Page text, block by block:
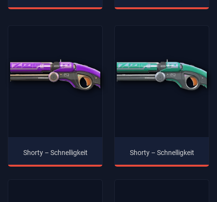
Shorty – Schnelligkeit Shorty – Schnelligkeit